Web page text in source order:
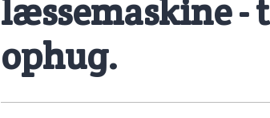
læssemaskine -
ophug.